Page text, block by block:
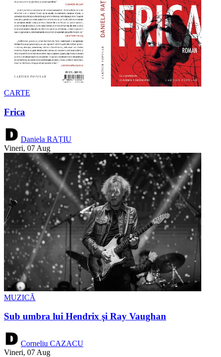
CARTE
Frica
Daniela RAȚIU
Vineri, 07 Aug
MUZICĂ
Sub umbra lui Hendrix şi Ray Vaughan
Corneliu CAZACU
Vineri, 07 Aug